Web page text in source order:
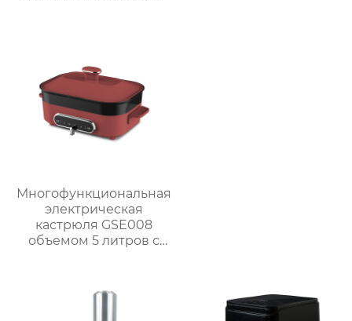
Многофункциональная
электрическая
кастрюля GSE008
объемом 5 литров с
приготовления на